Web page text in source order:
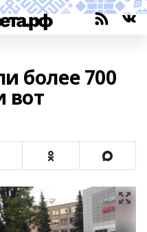
более 700
вот